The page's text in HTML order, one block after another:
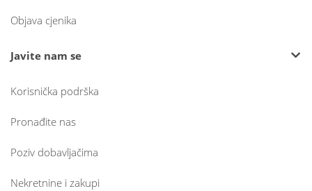
Objava cjenika
Javite nam se
Korisnička podrška
Pronađite nas
Poziv dobavljačima
Nekretnine i zakupi